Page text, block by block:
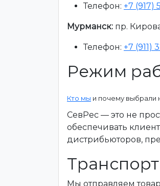
Телефон: +7 (917)
Мурманск: пр.
Телефон: +7 (911)
Режим
Кто мы и почему выбрали
СевРес — это не
обеспечивать
дистрибьюторов,
Мы отправляем